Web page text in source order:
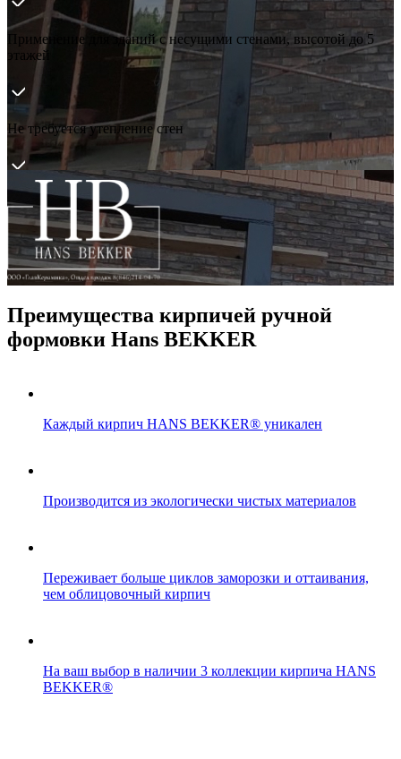
Применение для зданий с несущими стенами, высотой до 5
этажей
Не требуется утепление стен
Преимущества кирпичей ручной
формовки Hans BEKKER
Каждый кирпич HANS BEKKER® уникален
Производится из экологически чистых материалов
Переживает больше циклов заморозки и оттаивания,
чем облицовочный кирпич
На ваш выбор в наличии 3 коллекции кирпича HANS
BEKKER®